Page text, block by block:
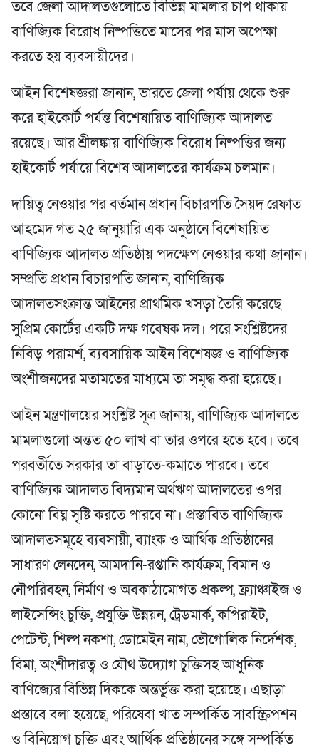
তবে জেলা আদালতগুলোতে বিভিন্ন মামলার চাপ থাকায়
বাণিজ্যিক বিরোধ নিষ্পত্তিতে মাসের পর মাস অপেক্ষা
করতে হয় ব্যবসায়ীদের।
আইন বিশেষজ্ঞরা জানান, ভারতে জেলা পর্যায় থেকে শুরু
করে হাইকোর্ট পর্যন্ত বিশেষায়িত বাণিজ্যিক আদালত
রয়েছে। আর শ্রীলঙ্কায় বাণিজ্যিক বিরোধ নিষ্পত্তির জন্য
হাইকোর্ট পর্যায়ে বিশেষ আদালতের কার্যক্রম চলমান।
দায়িত্ব নেওয়ার পর বর্তমান প্রধান বিচারপতি সৈয়দ রেফাত
আহমেদ গত ২৫ জানুয়ারি এক অনুষ্ঠানে বিশেষায়িত
বাণিজ্যিক আদালত প্রতিষ্ঠায় পদক্ষেপ নেওয়ার কথা জানান।
সম্প্রতি প্রধান বিচারপতি জানান, বাণিজ্যিক
আদালতসংক্রান্ত আইনের প্রাথমিক খসড়া তৈরি করেছে
সুপ্রিম কোর্টের একটি দক্ষ গবেষক দল। পরে সংশ্লিষ্টদের
নিবিড় পরামর্শ, ব্যবসায়িক আইন বিশেষজ্ঞ ও বাণিজ্যিক
অংশীজনদের মতামতের মাধ্যমে তা সমৃদ্ধ করা হয়েছে।
আইন মন্ত্রণালয়ের সংশ্লিষ্ট সূত্র জানায়, বাণিজ্যিক আদালতে
মামলাগুলো অন্তত ৫০ লাখ বা তার ওপরে হতে হবে। তবে
পরবর্তীতে সরকার তা বাড়াতে-কমাতে পারবে। তবে
বাণিজ্যিক আদালত বিদ্যমান অর্থঋণ আদালতের ওপর
কোনো বিঘ্ন সৃষ্টি করতে পারবে না। প্রস্তাবিত বাণিজ্যিক
আদালতসমূহে ব্যবসায়ী, ব্যাংক ও আর্থিক প্রতিষ্ঠানের
সাধারণ লেনদেন, আমদানি-রপ্তানি কার্যক্রম, বিমান ও
নৌপরিবহন, নির্মাণ ও অবকাঠামোগত প্রকল্প, ফ্র্যাঞ্চাইজ ও
লাইসেন্সিং চুক্তি, প্রযুক্তি উন্নয়ন, ট্রেডমার্ক, কপিরাইট,
পেটেন্ট, শিল্প নকশা, ডোমেইন নাম, ভৌগোলিক নির্দেশক,
বিমা, অংশীদারত্ব ও যৌথ উদ্যোগ চুক্তিসহ আধুনিক
বাণিজ্যের বিভিন্ন দিককে অন্তর্ভুক্ত করা হয়েছে। এছাড়া
প্রস্তাবে বলা হয়েছে, পরিষেবা খাত সম্পর্কিত সাবস্ক্রিপশন
ও বিনিয়োগ চুক্তি এবং আর্থিক প্রতিষ্ঠানের সঙ্গে সম্পর্কিত